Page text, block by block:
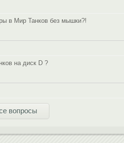
в Мир Танков без мышки?!
на диск D ?
вопросы